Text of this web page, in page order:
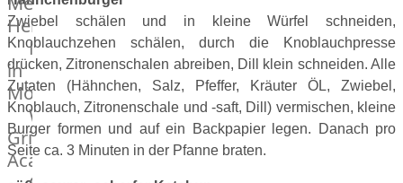
Schrank
Bücher
&
Poster
Heinsberg
Markthalle
in
Mönchengladbach
Weber®
Grill
Academy
Zwiebel schälen und in kleine Würfel schneiden,
Knoblauchzehen schälen, durch die Knoblauchpresse
drücken, Zitronenschalen abreiben, Dill klein schneiden. Alle
Zutaten (Hähnchen, Salz, Pfeffer, Kräuter ÖL, Zwiebel,
Knoblauch, Zitronenschale und -saft, Dill) vermischen, kleine
Burger formen und auf ein Backpapier legen. Danach pro
Seite ca. 3 Minuten in der Pfanne braten.